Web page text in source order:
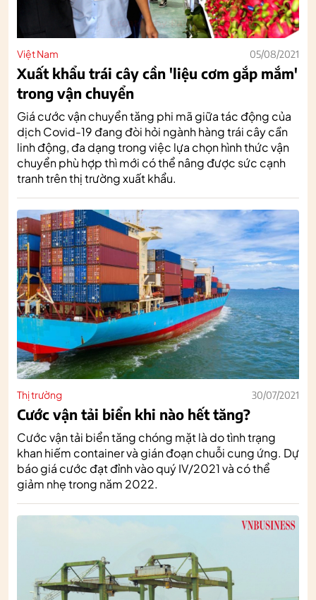
Việt Nam 05/08/2021
Xuất khẩu trái cây cần 'liệu cơm gắp mắm'
trong vận chuyển
Giá cước vận chuyển tăng phi mã giữa tác động của
dịch Covid-19 đang đòi hỏi ngành hàng trái cây cần
linh động, đa dạng trong việc lựa chọn hình thức vận
chuyển phù hợp thì mới có thể nâng được sức cạnh
tranh trên thị trường xuất khẩu.
Thị trường 30/07/2021
Cước vận tải biển khi nào hết tăng?
Cước vận tải biển tăng chóng mặt là do tình trạng
khan hiếm container và gián đoạn chuỗi cung ứng. Dự
báo giá cước đạt đỉnh vào quý IV/2021 và có thể
giảm nhẹ trong năm 2022.